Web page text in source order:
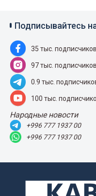
Подписывайтесь
35 тыс. подписчиков
97 тыс. подписчиков
0.9 тыс.
100 тыс.
Народные новости
+996 777 1937 00
+996 777 1937 00